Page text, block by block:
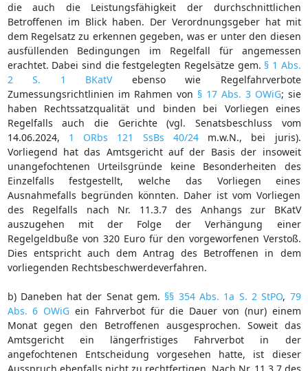
die auch die Leistungsfähigkeit der durchschnittlichen
Betroffenen im Blick haben. Der Verordnungsgeber hat mit
dem Regelsatz zu erkennen gegeben, was er unter den diesen
ausfüllenden Bedingungen im Regelfall für angemessen
erachtet. Dabei sind die festgelegten Regelsätze gem. § 1 Abs.
2 S. 1 BKatVebenso wie Regelfahrverbote
Zumessungsrichtlinien im Rahmen von § 17 Abs. 3 OWiG; sie
haben Rechtssatzqualität und binden bei Vorliegen eines
Regelfalls auch die Gerichte (vgl. Senatsbeschluss vom
14.06.2024, 1 ORbs 121 SsBs 40/24m.w.N., bei juris).
Vorliegend hat das Amtsgericht auf der Basis der insoweit
unangefochtenen Urteilsgründe keine Besonderheiten des
Einzelfalls festgestellt, welche das Vorliegen eines
Ausnahmefalls begründen könnten. Daher ist vom Vorliegen
des Regelfalls nach Nr. 11.3.7 des Anhangs zur BKatV
auszugehen mit der Folge der Verhängung einer
Regelgeldbuße von 320 Euro für den vorgeworfenen Verstoß.
Dies entspricht auch dem Antrag des Betroffenen in dem
vorliegenden Rechtsbeschwerdeverfahren.
b) Daneben hat der Senat gem. §§ 354 Abs. 1a S. 2 StPO, 79
Abs. 6 OWiG ein Fahrverbot für die Dauer von (nur) einem
Monat gegen den Betroffenen ausgesprochen. Soweit das
Amtsgericht ein längerfristiges Fahrverbot in der
angefochtenen Entscheidung vorgesehen hatte, ist dieser
Ausspruch ebenfalls nicht zu rechtfertigen. Nach Nr. 11.3.7 des